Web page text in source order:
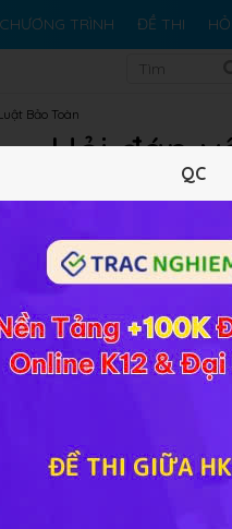
CHƯƠNG TRÌNH ĐỀ THI
Bảo Toàn
Hỏi đáp
bài giảngVật lý 10 Bài 27
câu hỏi nằm trong phần
thức Vật lí thật tốt để đạt
QC